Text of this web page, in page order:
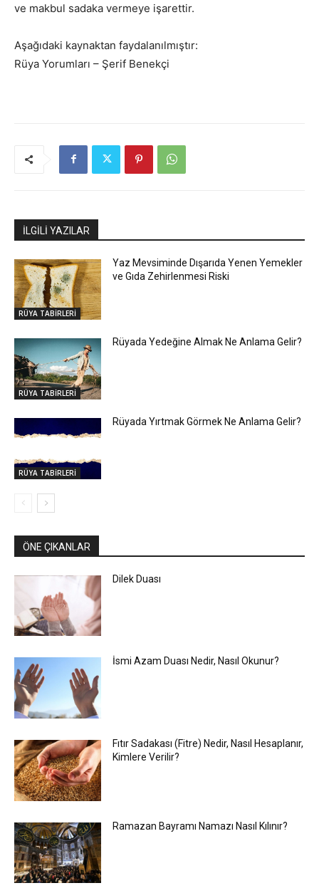
ve makbul sadaka vermeye işarettir.
Aşağıdaki kaynaktan faydalanılmıştır:
Rüya Yorumları – Şerif Benekçi
İLGİLİ YAZILAR
RÜYA TABİRLERİ
Yaz Mevsiminde Dışarıda Yenen Yemekler
ve Gıda Zehirlenmesi Riski
RÜYA TABİRLERİ
Rüyada Yedeğine Almak Ne Anlama Gelir?
RÜYA TABİRLERİ
Rüyada Yırtmak Görmek Ne Anlama Gelir?
ÖNE ÇIKANLAR
Dilek Duası
İsmi Azam Duası Nedir, Nasıl Okunur?
Fıtır Sadakası (Fitre) Nedir, Nasıl Hesaplanır,
Kimlere Verilir?
Ramazan Bayramı Namazı Nasıl Kılınır?